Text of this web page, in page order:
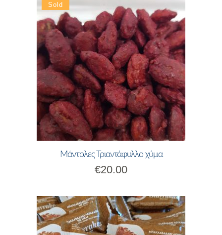
Μάντολες Τριαντάφυλλο χύμα
€20.00